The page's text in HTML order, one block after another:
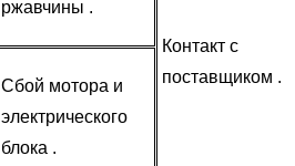
ржавчины .
Контакт с
поставщиком .
Сбой мотора и
электрического
блока .